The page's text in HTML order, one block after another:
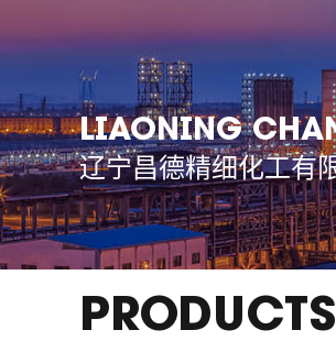
LIAONING
辽宁昌德精细化工有